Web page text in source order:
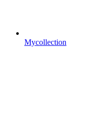
Mycollection